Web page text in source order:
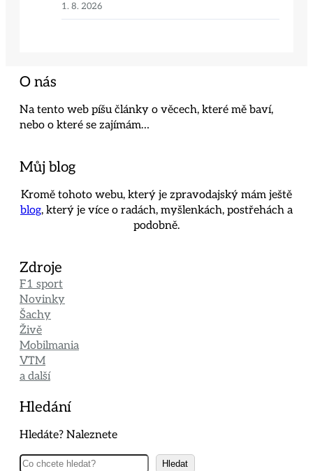
1. 8. 2026
O nás
Na tento web píšu články o věcech, které mě baví,
nebo o které se zajímám…
Můj blog
Kromě tohoto webu, který je zpravodajský mám ještě
blog, který je více o radách, myšlenkách, postřehách a
podobně.
Zdroje
F1 sport
Novinky
Šachy
Živě
Mobilmania
VTM
a další
Hledání
Hledáte? Naleznete
Hledat
Hledat